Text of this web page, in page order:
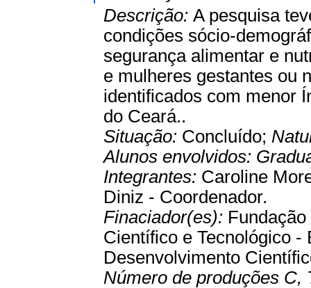
Descrição: A pesquisa
condições sócio-
segurança alimentar e
e mulheres gestantes ou
identificados com menor
do Ceará..
Situação: Concluído;
Alunos envolvidos:
Integrantes: Caroline
Diniz - Coordenador.
Finaciador(es):
Científico e Tecnológico -
Desenvolvimento
Número de produções C,